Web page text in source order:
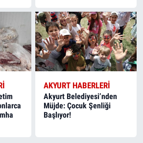
AKYURT HABERLERI
Akyurt Belediyesi’nden
Müjde: Çocuk Şenliği
Başlıyor!